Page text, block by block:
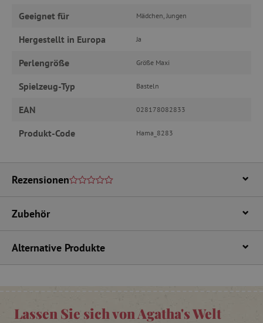
Geeignet für Mädchen, Jungen
Hergestellt in Europa Ja
Perlengröße Größe Maxi
Spielzeug-Typ Basteln
EAN 028178082833
Produkt-Code Hama_8283
Rezensionen
Zubehör
Alternative Produkte
Lassen Sie sich von Agatha's Welt
Benutzeranmeldung und die Kontoverwaltung.
kann die Website nicht ordnungsgemäß
verwendet werden.
Name
__cf_bm
cjConsent
.agathaswelt.de